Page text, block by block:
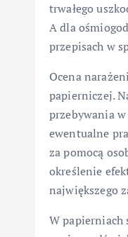
trwałego
A dla
przepisach w
Ocena
papierniczej.
przebywania
ewentualne
za pomocą
określenie
największego
W papierniach